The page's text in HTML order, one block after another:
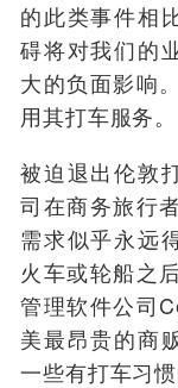
的此类事件相
碍将对我们的
大的负面影响
用其打车服务。
被迫退出伦敦
司在商务旅行
需求似乎永远
火车或轮船之
管理软件公司
美最昂贵的商
一些有打车习惯